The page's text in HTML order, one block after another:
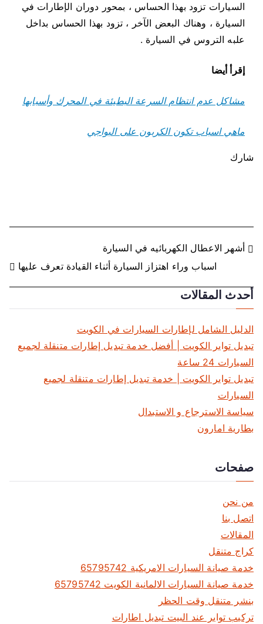
السيارات تزود بهذا الحساس ، بمحور دوران الإطارات في
السيارة ، وهناك البعض الآخر ، تزود بهذا الحساس بداخل
علبه التروس في السيارة .
إقرأ أيضا
مشاكل عدم انتظام السرعة البطيئة في المحرك وأسبابها
ماهي اسباب تكون الكربون على البواجي
شارك
ت
فّ
ح
ا
ل
م
ق
ل
ا
ت
أشهر الاعطال الكهربائيه في السيارة
اسباب وراء اهتزاز السيارة أثناء القيادة تعرف عليها
أحدث المقالات
الدليل الشامل لإطارات السيارات في الكويت
تبديل تواير الكويت | أفضل خدمة تبديل إطارات متنقلة لجميع
السيارات 24 ساعة
تبديل تواير الكويت | خدمة تبديل إطارات متنقلة لجميع
السيارات
سياسة الاسترجاع و الاستبدال
بطارية امارون
صفحات
من نحن
اتصل بنا
المقالات
كراج متنقل
خدمة صيانة السيارات الامريكية 65795742
خدمة صيانة السيارات الالمانية الكويت 65795742
بنشر متنقل وقت الحظر
تركيب تواير عند البيت تبديل اطارات